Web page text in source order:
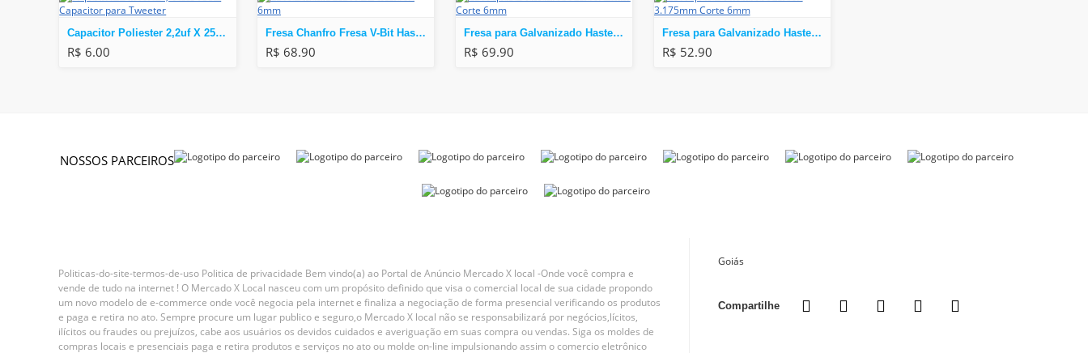
Capacitor Poliester 2,2uf X 250v - Capacitor para Tweeter
R$ 6.00
Fresa Chanfro Fresa V-Bit Haste 6mm
R$ 68.90
Fresa para Galvanizado Haste 4mm Corte 6mm
R$ 69.90
Fresa para Galvanizado Haste 3.175mm Corte 6mm
R$ 52.90
NOSSOS PARCEIROS
Politicas-do-site-termos-de-uso Politica de privacidade Bem vindo(a) ao Portal de Anúncio Mercado X local -Onde você compra e
vende de tudo na internet ! O Mercado X Local nasceu com um propósito definido que visa o comercial local de sua cidade propondo
um novo modelo de e-commerce onde você negocia pela internet e finaliza a negociação de forma presencial verificando os produtos
e paga e retira no ato. Sempre procure um lugar publico e seguro,o Mercado X local não se responsabilizará por negócios,lícitos,
ilícitos ou fraudes ou prejuízos, cabe aos usuários os devidos cuidados e averiguação em suas compra ou vendas. Siga os moldes de
compras locais e presenciais paga e retira produtos e serviços no ato ou molde on-line impulsionando assim o comercio eletrônico
Goiás
Compartilhe